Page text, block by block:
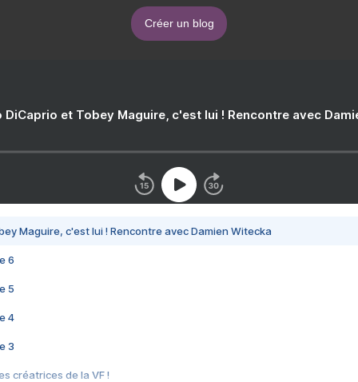
Créer un blog
DiCaprio et Tobey Maguire, c'est lui ! Rencontre avec
Maguire, c'est lui ! Rencontre avec Damien Witecka
6
5
4
3
créatrices de la VF !